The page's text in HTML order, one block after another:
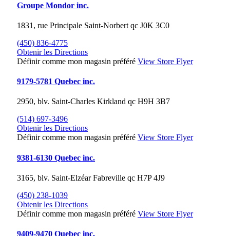
Groupe Mondor inc.
1831, rue Principale Saint-Norbert qc J0K 3C0
(450) 836-4775
Obtenir les Directions
Définir comme mon magasin préféré View Store Flyer
9179-5781 Quebec inc.
2950, blv. Saint-Charles Kirkland qc H9H 3B7
(514) 697-3496
Obtenir les Directions
Définir comme mon magasin préféré View Store Flyer
9381-6130 Quebec inc.
3165, blv. Saint-Elzéar Fabreville qc H7P 4J9
(450) 238-1039
Obtenir les Directions
Définir comme mon magasin préféré View Store Flyer
9409-9470 Quebec inc.